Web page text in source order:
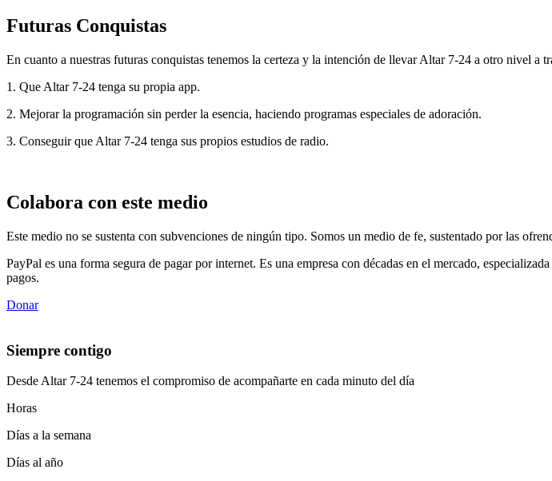
Futuras Conquistas
En cuanto a nuestras futuras conquistas tenemos la certeza y la intención de llevar Altar 7-24 a otro nivel a
1. Que Altar 7-24 tenga su propia app.
2. Mejorar la programación sin perder la esencia, haciendo programas especiales de adoración.
3. Conseguir que Altar 7-24 tenga sus propios estudios de radio.
Colabora con este medio
Este medio no se sustenta con subvenciones de ningún tipo. Somos un medio de fe, sustentado por las
PayPal es una forma segura de pagar por internet. Es una empresa con décadas en el mercado,
pagos.
Donar
Siempre contigo
Desde Altar 7-24 tenemos el compromiso de acompañarte en cada minuto del día
Horas
Días a la semana
Días al año